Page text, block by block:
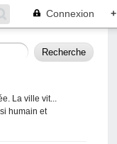
Connexion +
La ville vit...
humain et